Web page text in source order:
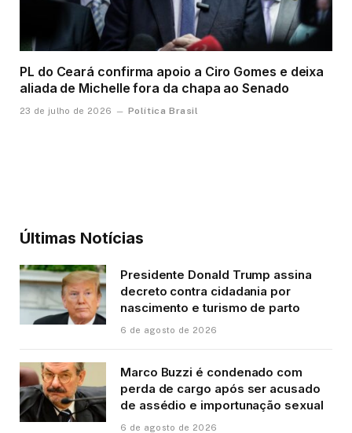
PL do Ceará confirma apoio a Ciro Gomes e deixa
aliada de Michelle fora da chapa ao Senado
23 de julho de 2026 Política Brasil
Últimas Notícias
Presidente Donald Trump assina
decreto contra cidadania por
nascimento e turismo de parto
6 de agosto de 2026
Marco Buzzi é condenado com
perda de cargo após ser acusado
de assédio e importunação sexual
6 de agosto de 2026